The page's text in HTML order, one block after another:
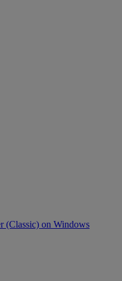
(Classic) on Windows